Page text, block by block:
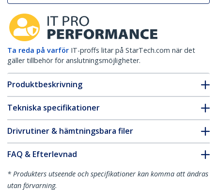
Ta reda på varför IT-proffs litar på StarTech.com när det
gäller tillbehör för anslutningsmöjligheter.
Produktbeskrivning
Tekniska specifikationer
Drivrutiner & hämtningsbara filer
FAQ & Efterlevnad
* Produkters utseende och specifikationer kan komma att ändras
utan förvarning.